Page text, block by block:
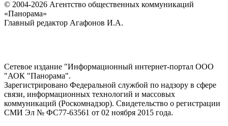
© 2004-2026 Агентство общественных коммуникаций
«Панорама»
Главный редактор Агафонов И.А.
Сетевое издание "Информационный интернет-портал ООО
"АОК "Панорама".
Зарегистрировано Федеральной службой по надзору в сфере
связи, информационных технологий и массовых
коммуникаций (Роскомнадзор). Cвидетельство о регистрации
СМИ Эл № ФС77-63561 от 02 ноября 2015 года.